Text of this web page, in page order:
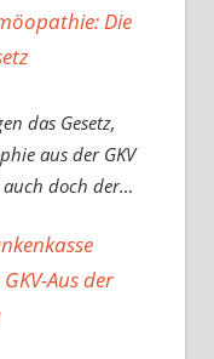
Die
das Gesetz,
aus der GKV
doch der…
Aus der